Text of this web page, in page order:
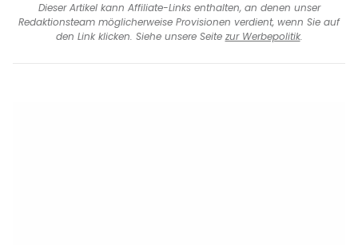
Dieser Artikel kann Affiliate-Links enthalten, an denen unser
Redaktionsteam möglicherweise Provisionen verdient, wenn Sie auf
den Link klicken. Siehe unsere Seite zur Werbepolitik.